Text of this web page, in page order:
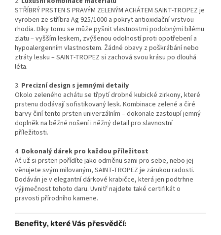
STŘÍBRÝ PRSTEN S PRAVÝM ZELENÝM ACHÁTEM SAINT-TROPEZ je
vyroben ze stříbra Ag 925/1000 a pokryt antioxidační vrstvou
rhodia. Díky tomu se může pyšnit vlastnostmi podobnými bílému
zlatu – vyšším leskem, zvýšenou odolností proti opotřebení a
hypoalergenním vlastnostem. Žádné obavy z poškrábání nebo
ztráty lesku – SAINT-TROPEZ si zachová svou krásu po dlouhá
léta.
3. Precizní design s jemnými detaily
Okolo zeleného achátu se třpytí drobné kubické zirkony, které
prstenu dodávají sofistikovaný lesk. Kombinace zelené a čiré
barvy činí tento prsten univerzálním – dokonale zastoupí jemný
doplněk na běžné nošení i něžný detail pro slavnostní
příležitosti.
4. Dokonalý dárek pro každou příležitost
Ať už si prsten pořídíte jako odměnu sami pro sebe, nebo jej
věnujete svým milovaným, SAINT-TROPEZ je zárukou radosti.
Dodáván je v elegantní dárkové krabičce, která jen podtrhne
výjimečnost tohoto daru. Uvnitř najdete také certifikát o
pravosti přírodního kamene.
Benefity, které Vás přesvědčí: